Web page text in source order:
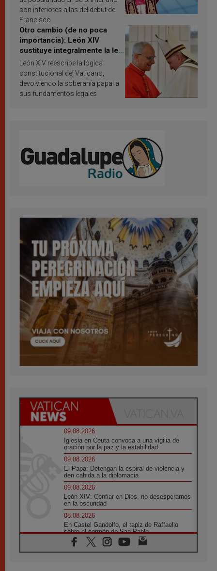
son inferiores a las del debut de
Francisco
Otro cambio (de no poca
importancia): León XIV
sustituye integralmente la ley
vaticana de Papa Francisco
León XIV reescribe la lógica
constitucional del Vaticano,
devolviendo la soberanía papal a
sus fundamentos legales
09.08.2026
Iglesia en Ceuta convoca a una vigilia de
oración por la paz y la estabilidad
09.08.2026
El Papa: Detengan la espiral de violencia y
den cabida a la diplomacia
09.08.2026
León XIV: Confiar en Dios, no desesperarnos
en la oscuridad
08.08.2026
En Castel Gandolfo, el tapiz de Raffaello
sobre el sermón de San Pablo
08.08.2026
En Colombia, «la paz no se compra con una